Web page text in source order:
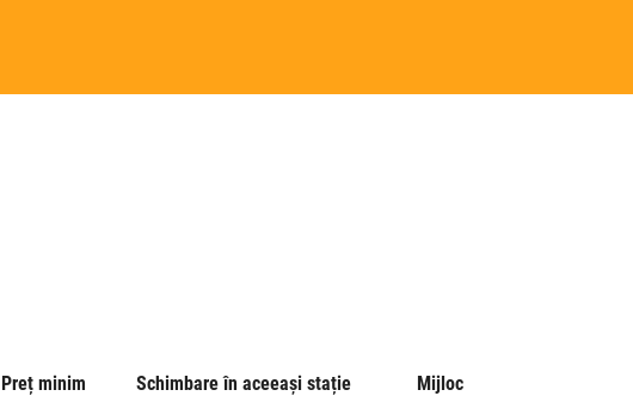
Preț minim Schimbare în aceeași stație Mijloc